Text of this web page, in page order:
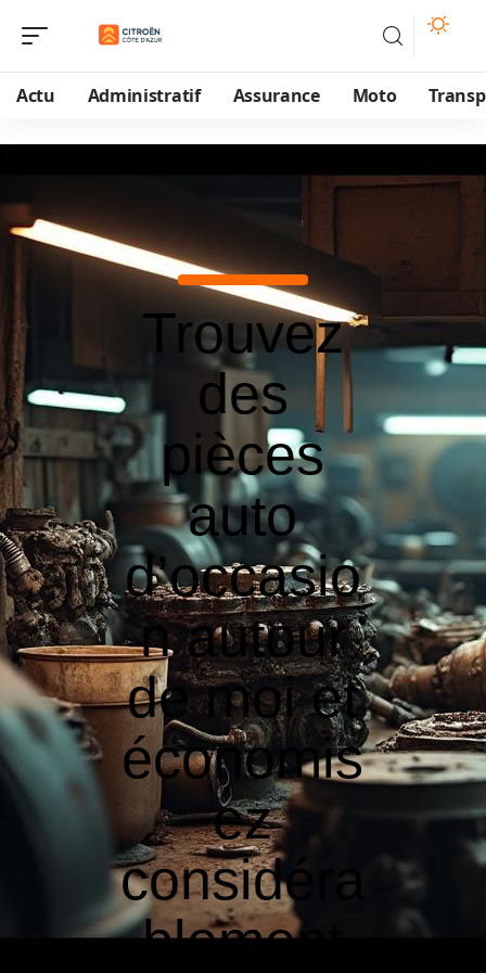
Actu Administratif Assurance Moto
Trouvez
des
pièces
auto
d’occasio
n autour
de moi et
économis
ez
considéra
blement